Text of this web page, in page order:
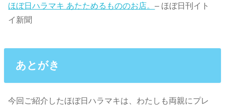
ほぼ日ハラマキ あたためるもののお店。– ほぼ日刊イト
イ新聞
あとがき
今回ご紹介したほぼ日ハラマキは、わたしも両親にプレ